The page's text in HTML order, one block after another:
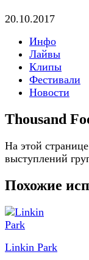
20.10.2017
Инфо
Лайвы
Клипы
Фестивали
Новости
Thousand
На этой
выступлений
Похожие
Linkin Park